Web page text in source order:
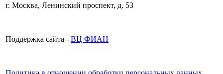
г. Москва, Ленинский проспект, д. 53
Поддержка сайта - ВЦ ФИАН